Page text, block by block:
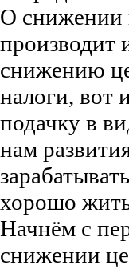
О снижении
производит
снижению
налоги, вот
подачку в
нам
хорошо
Начнём с
снижении